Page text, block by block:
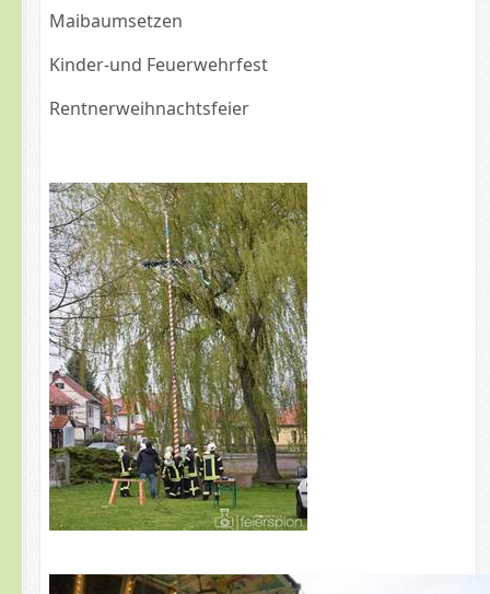
Maibaumsetzen
Kinder-und Feuerwehrfest
Rentnerweihnachtsfeier